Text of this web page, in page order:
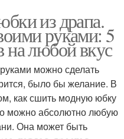
из драпа.
руками: 5
на любой вкус
можно сделать
было бы желание. В
как сшить модную юбку
можно абсолютно любую
Она может быть